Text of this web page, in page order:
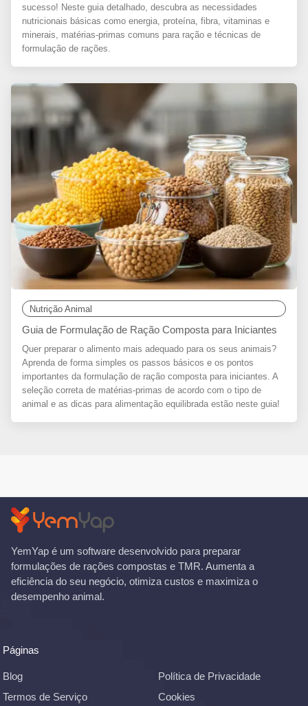
sucesso! Neste guia detalhado, descubra as necessidades
nutricionais básicas como energia, proteína, fibra, vitaminas e
minerais, matérias-primas comuns para ração e técnicas de
formulação de rações.
Nutrição Animal
Guia de Formulação de Ração Composta para Iniciantes
Quer preparar o alimento mais adequado para os seus animais?
Aprenda de forma simples os passos básicos e os pontos
importantes da formulação de ração composta para iniciantes. A
seleção correta de matérias-primas de acordo com o tipo de
animal e as dicas para alimentação equilibrada estão neste guia!
YemYap é um software desenvolvido para preparar
formulações de rações compostas e TMR. Aumenta a
eficiência do seu negócio, otimiza custos e maximiza o
desempenho animal.
Páginas
Blog
Política de Privacidade
Termos de Serviço
Cookies